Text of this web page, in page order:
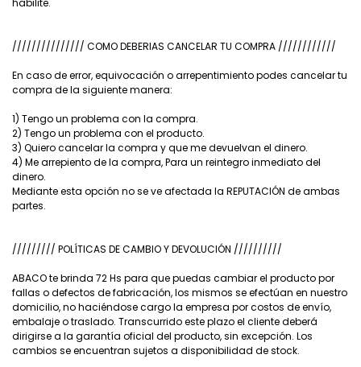
habilite.
/////////////// COMO DEBERIAS CANCELAR TU COMPRA ////////////
En caso de error, equivocación o arrepentimiento podes cancelar tu
compra de la siguiente manera:
1) Tengo un problema con la compra.
2) Tengo un problema con el producto.
3) Quiero cancelar la compra y que me devuelvan el dinero.
4) Me arrepiento de la compra, Para un reintegro inmediato del
dinero.
Mediante esta opción no se ve afectada la REPUTACIÓN de ambas
partes.
///////// POLÍTICAS DE CAMBIO Y DEVOLUCIÓN //////////
ABACO te brinda 72 Hs para que puedas cambiar el producto por
fallas o defectos de fabricación, los mismos se efectúan en nuestro
domicilio, no haciéndose cargo la empresa por costos de envío,
embalaje o traslado. Transcurrido este plazo el cliente deberá
dirigirse a la garantía oficial del producto, sin excepción. Los
cambios se encuentran sujetos a disponibilidad de stock.